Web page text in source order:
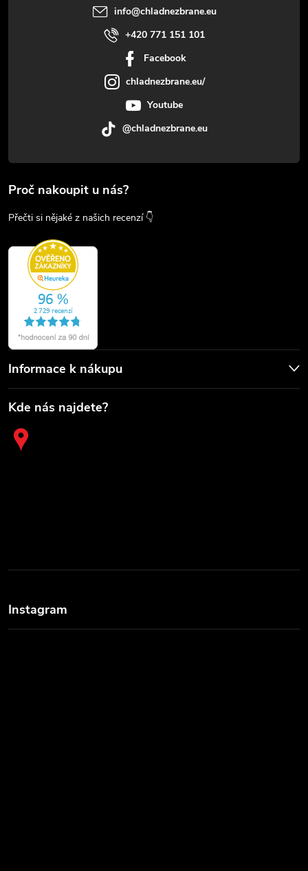
info@chladnezbrane.eu
+420 771 151 101
Facebook
chladnezbrane.eu/
Youtube
@chladnezbrane.eu
Proč nakoupit u nás?
Přečti si nějaké z našich recenzí 👇
Informace k nákupu
Kde nás najdete?
Instagram